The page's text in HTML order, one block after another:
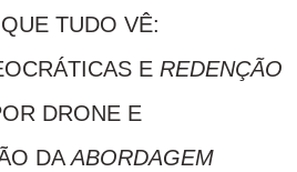
QUE TUDO VÊ:
E REDENÇÃO
DRONE E
DAABORDAGEM